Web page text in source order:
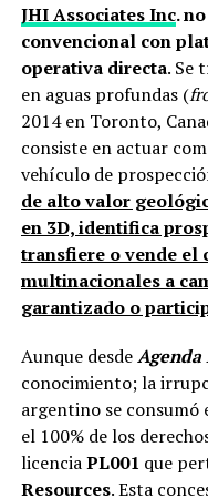
JHI Associates Inc.
convencional con
operativa directa. Se
en aguas profundas (
2014 en Toronto,
consiste en actuar
vehículo de
de alto valor
en 3D, identifica
transfiere o vende el
multinacionales a
garantizado o
Aunque desdeAgenda
conocimiento; la
argentino se consumó
el 100% de los
licenciaPL001 que
Resources. Esta